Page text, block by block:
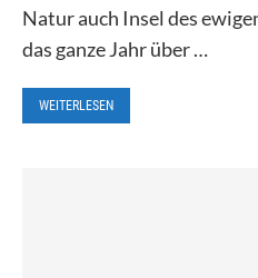
Natur auch Insel des
das ganze Jahr über …
WEITERLESEN